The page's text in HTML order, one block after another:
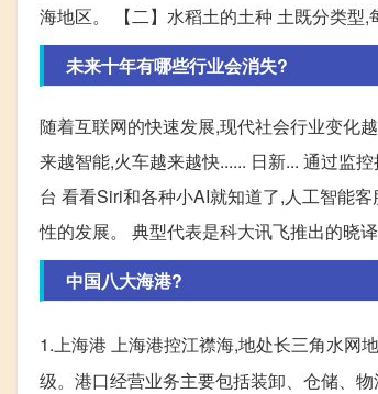
海地区。 【二】水稻土的土种 土既分类型,
未来十年有哪些行业会消失?
随着互联网的快速发展,现代社会行业变化
来越智能,火车越来越快...... 日新... 通过监
台 看看Siri和各种小AI就知道了,人工智能
性的发展。 典型代表是科大讯飞推出的晓
中国八大海港?
1.上海港 上海港控江襟海,地处长三角水网
级。港口经营业务主要包括装卸、仓储、